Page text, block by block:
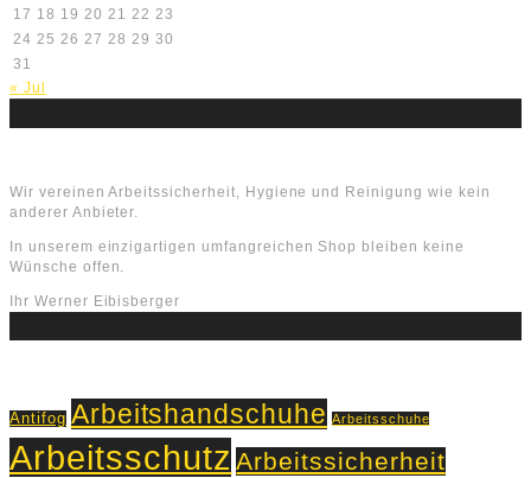
17 18 19 20 21 22 23
24 25 26 27 28 29 30
31
« Jul
Wir vereinen Arbeitssicherheit, Hygiene und Reinigung wie kein
anderer Anbieter.
In unserem einzigartigen umfangreichen Shop bleiben keine
Wünsche offen.
Ihr Werner Eibisberger
Antifog Arbeitshandschuhe Arbeitsschuhe
Arbeitsschutz Arbeitssicherheit